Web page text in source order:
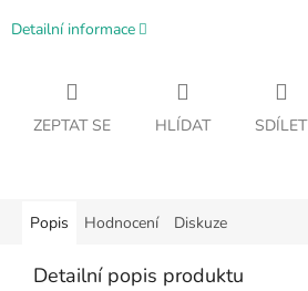
Detailní informace
ZEPTAT SE HLÍDAT SDÍLET
Popis Hodnocení Diskuze
Detailní popis produktu